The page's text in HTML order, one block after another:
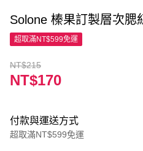
Solone 榛果訂製層次腮
超取滿NT$599免運
NT$215
NT$170
付款與運送方式
超取滿NT$599免運